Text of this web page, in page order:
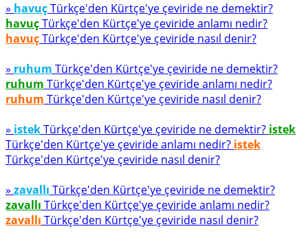
» havuçTürkçe'den Kürtçe'ye çeviride ne demektir?
havuçTürkçe'den Kürtçe'ye çeviride anlamı nedir?
havuçTürkçe'den Kürtçe'ye çeviride nasıl denir?
» ruhum Türkçe'den Kürtçe'ye çeviride ne demektir?
ruhum Türkçe'den Kürtçe'ye çeviride anlamı nedir?
ruhum Türkçe'den Kürtçe'ye çeviride nasıl denir?
» istekTürkçe'den Kürtçe'ye çeviride ne demektir? istek
Türkçe'den Kürtçe'ye çeviride anlamı nedir? istek
Türkçe'den Kürtçe'ye çeviride nasıl denir?
» zavallı Türkçe'den Kürtçe'ye çeviride ne demektir?
zavallı Türkçe'den Kürtçe'ye çeviride anlamı nedir?
zavallı Türkçe'den Kürtçe'ye çeviride nasıl denir?